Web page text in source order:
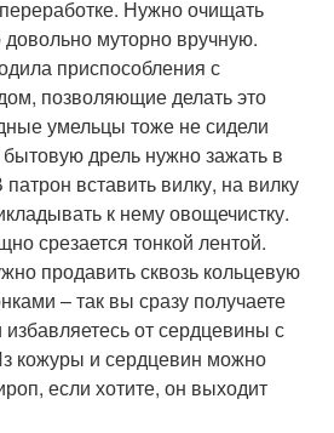
Нужно очищать
муторно вручную.
приспособления с
позволяющие делать это
умельцы тоже не сидели
дрель нужно зажать в
вставить вилку, на вилку
к нему овощечистку.
срезается тонкой лентой.
продавить сквозь кольцевую
– так вы сразу получаете
от сердцевины с
кожуры и сердцевин можно
если хотите, он выходит